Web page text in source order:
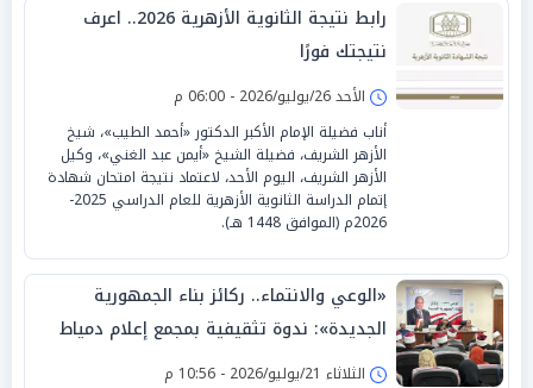
رابط نتيجة الثانوية الأزهرية 2026.. اعرف
نتيجتك فورًا
الأحد 26/يوليو/2026 - 06:00 م
أناب فضيلة الإمام الأكبر الدكتور «أحمد الطيب»، شيخ
الأزهر الشريف، فضيلة الشيخ «أيمن عبد الغني»، وكيل
الأزهر الشريف، اليوم الأحد، لاعتماد نتيجة امتحان شهادة
إتمام الدراسة الثانوية الأزهرية للعام الدراسي 2025-
2026م (الموافق 1448 هـ).
«الوعي والانتماء.. ركائز بناء الجمهورية
الجديدة»: ندوة تثقيفية بمجمع إعلام دمياط
في ذكرى ثورة 23 يوليو المجيدة
الثلاثاء 21/يوليو/2026 - 10:56 م